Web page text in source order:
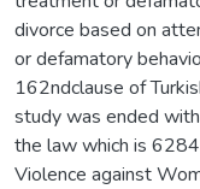
divorce based on
or defamatory
162ndclause of
study was ended
the law which is
Violence against